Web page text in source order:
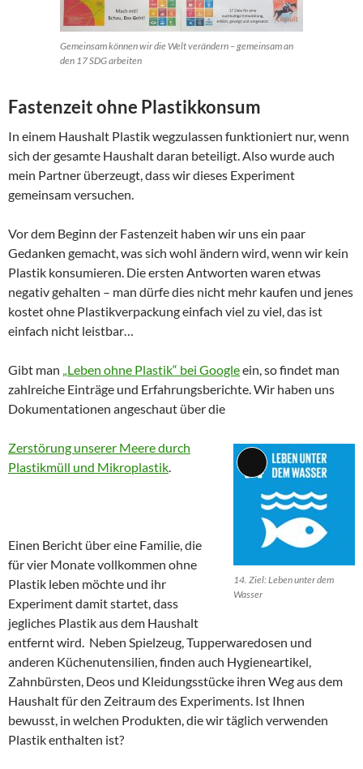
Gemeinsam können wir die Welt verändern – gemeinsam an
den 17 SDG arbeiten
Fastenzeit ohne Plastikkonsum
In einem Haushalt Plastik wegzulassen funktioniert nur, wenn
sich der gesamte Haushalt daran beteiligt. Also wurde auch
mein Partner überzeugt, dass wir dieses Experiment
gemeinsam versuchen.
Vor dem Beginn der Fastenzeit haben wir uns ein paar
Gedanken gemacht, was sich wohl ändern wird, wenn wir kein
Plastik konsumieren. Die ersten Antworten waren etwas
negativ gehalten – man dürfe dies nicht mehr kaufen und jenes
kostet ohne Plastikverpackung einfach viel zu viel, das ist
einfach nicht leistbar…
Gibt man „Leben ohne Plastik“ bei Googleein, so findet man
zahlreiche Einträge und Erfahrungsberichte. Wir haben uns
Dokumentationen angeschaut über die
Lange
Beschreibung
14. Ziel: Leben unter dem
Wasser
Zerstörung unserer Meere durch
Plastikmüll und Mikroplastik
Einen Bericht über eine Familie, die
für vier Monate vollkommen ohne
Plastik leben möchte und ihr
Experiment damit startet, dass
jegliches Plastik aus dem Haushalt
entfernt wird. Neben Spielzeug, Tupperwaredosen und
anderen Küchenutensilien, finden auch Hygieneartikel,
Zahnbürsten, Deos und Kleidungsstücke ihren Weg aus dem
Haushalt für den Zeitraum des Experiments. Ist Ihnen
bewusst, in welchen Produkten, die wir täglich verwenden
Plastik enthalten ist?